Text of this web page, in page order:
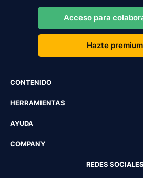
Acceso para
Hazte premium
CONTENIDO
HERRAMIENTAS
AYUDA
COMPANY
REDES SOCIALES